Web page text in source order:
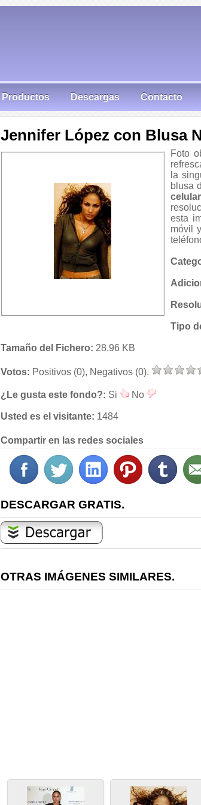
Productos Descargas Contacto
Jennifer López con Blusa
Foto
la
blusa
celular
esta
móvil
Tipo
Tamaño del Fichero: 28.96 KB
Votos: Positivos (0), Negativos (0).
¿Le gusta este fondo?: Si No
Usted es el visitante: 1484
Compartir en las redes sociales
DESCARGAR GRATIS.
OTRAS IMÁGENES SIMILARES.